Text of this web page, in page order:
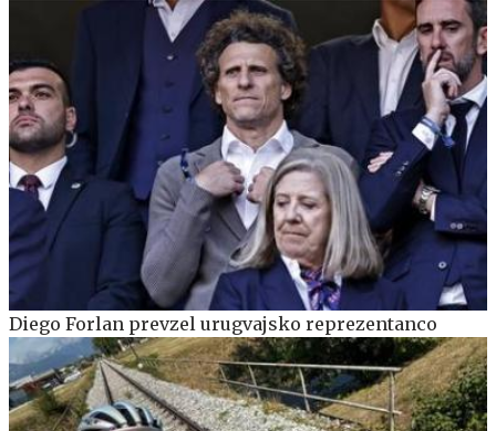
Diego Forlan prevzel urugvajsko reprezentanco